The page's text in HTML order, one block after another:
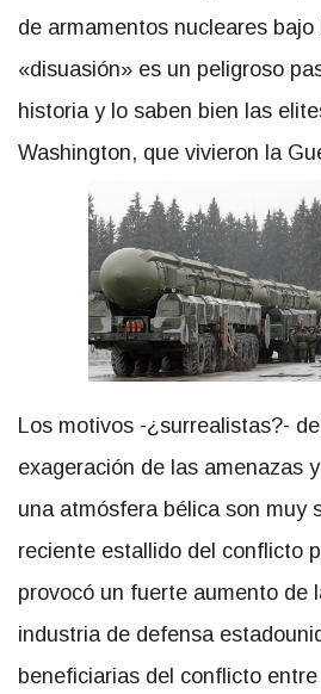
de armamentos nucleares
«disuasión» es un peligroso
historia y lo saben bien las
Washington, que vivieron la
Los motivos -¿surrealistas?-
exageración de las amenazas
una atmósfera bélica son muy
reciente estallido del conflicto
provocó un fuerte aumento de
industria de defensa
beneficiarias del conflicto